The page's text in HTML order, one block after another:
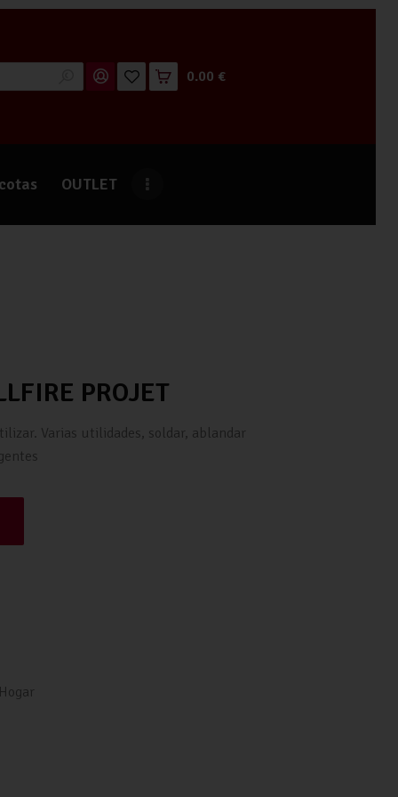
0.00 €
OUTLET
PROJET
Varias utilidades, soldar, ablandar